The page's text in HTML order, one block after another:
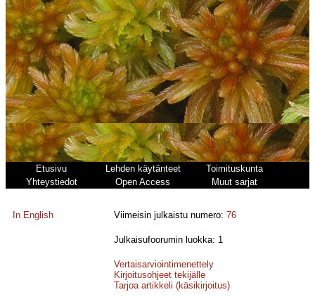
Etusivu Lehden käytänteet
Toimituskunta
Yhteystiedot
Open Access Muut sarjat
In English Viimeisin julkaistu numero:76
Julkaisufoorumin luokka: 1
Vertaisarviointimenettely
Kirjoitusohjeet tekijälle
Tarjoa artikkeli (käsikirjoitus)